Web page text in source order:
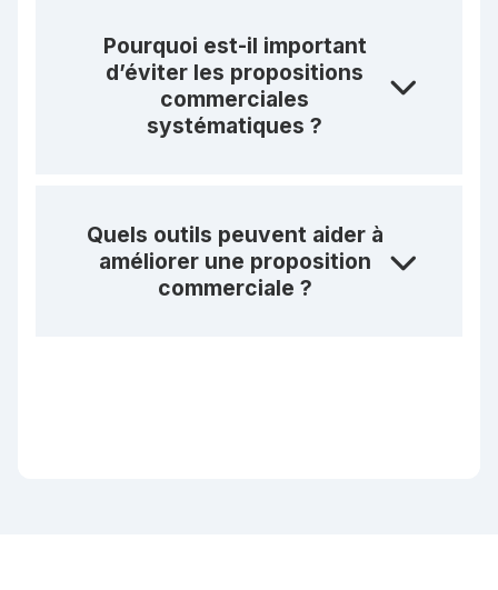
Pourquoi est-il important
d’éviter les propositions
commerciales
systématiques ?
Quels outils peuvent aider à
améliorer une proposition
commerciale ?